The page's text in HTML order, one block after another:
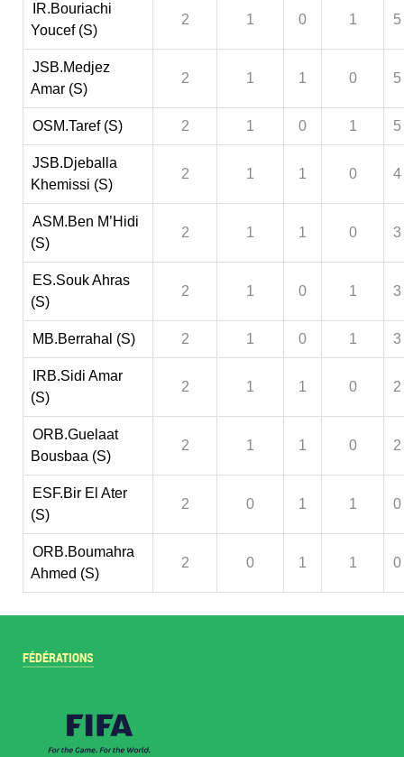
IR.Bouriachi
Youcef (S)
2 1 0 1 5
JSB.Medjez
Amar (S)
2 1 1 0 5
OSM.Taref (S) 2 1 0 1 5
JSB.Djeballa
Khemissi (S)
2 1 1 0 4
ASM.Ben M’Hidi
(S)
2 1 1 0 3
ES.Souk Ahras
(S)
2 1 0 1 3
MB.Berrahal (S) 2 1 0 1 3
IRB.Sidi Amar
(S)
2 1 1 0 2
ORB.Guelaat
Bousbaa (S)
2 1 1 0 2
ESF.Bir El Ater
(S)
2 0 1 1 0
ORB.Boumahra
Ahmed (S)
2 0 1 1 0
FÉDÉRATIONS